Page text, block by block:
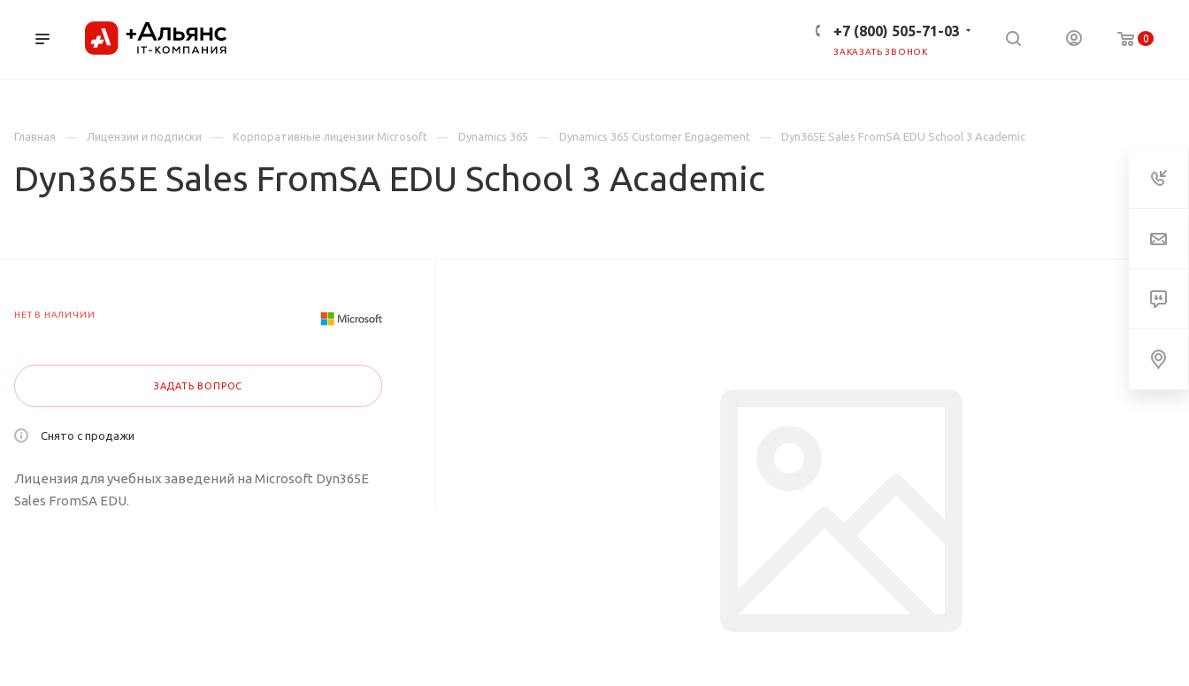
0
+7 (800) 505-71-03
ЗАКАЗАТЬ ЗВОНОК
Главная
Лицензии и подписки Корпоративные лицензии Microsoft Dynamics 365 Dynamics 365 Customer Engagement Dyn365E Sales FromSA EDU School 3 Academic
Dyn365E Sales FromSA EDU School 3 Academic
НЕТ В НАЛИЧИИ
ЗАДАТЬ ВОПРОС
Снято с продажи
Лицензия для учебных заведений на Microsoft Dyn365E
Sales FromSA EDU.